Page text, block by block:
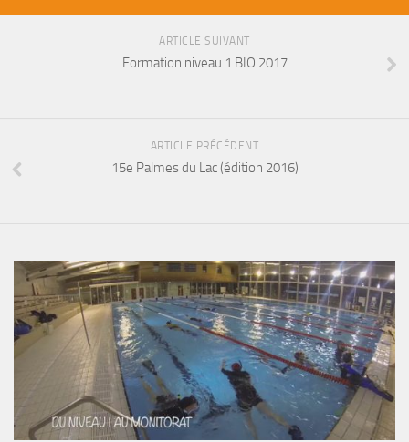
Sorties 2020
Sorties 2019
Sorties 2018
sorties 2017
Sorties 2016
Sorties 2015
ARTICLE SUIVANT
Formation niveau 1 BIO 2017
ARTICLE PRÉCÉDENT
15e Palmes du Lac (édition 2016)